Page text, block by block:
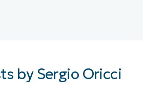
by Sergio Oricci